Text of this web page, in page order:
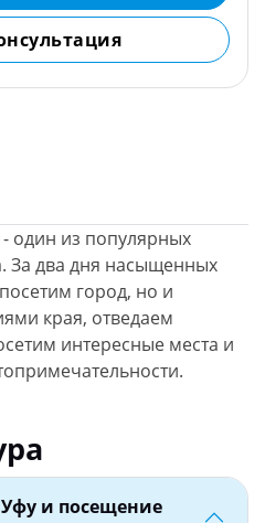
один из популярных
За два дня насыщенных
город, но и
края, отведаем
интересные места и